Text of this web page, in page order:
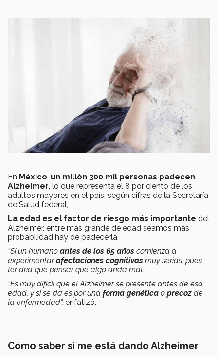
En México, un millón 300 mil personas padecen
Alzheimer, lo que representa el 8 por ciento de los
adultos mayores en el país, según cifras de la Secretaría
de Salud federal,
La edad es el factor de riesgo más importante del
Alzheimer, entre más grande de edad seamos más
probabilidad hay de padecerla.
“Si un humano antes de los 65 años comienza a
experimentarafectaciones cognitivas muy serias, pues
tendría que pensar que algo anda mal.
“Es muy difícil que el Alzheimer se presente antes de esa
edad, y si se da es por una forma genética o precoz de
la enfermedad”, enfatizó.
Cómo saber si me está dando Alzheimer